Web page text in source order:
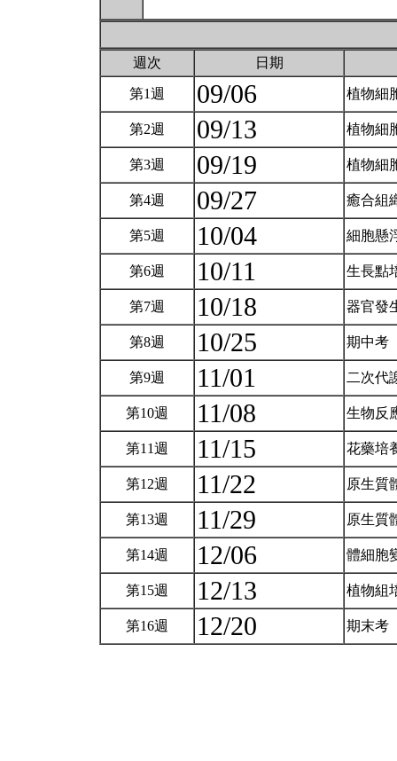
週次 日期
第1週 09/06 植物細
第2週 09/13 植物細
第3週 09/19 植物細
第4週 09/27 癒合組
第5週 10/04 細胞懸
第6週 10/11 生長點
第7週 10/18 器官發
第8週 10/25 期中考
第9週 11/01 二次代
第10週 11/08 生物反
第11週 11/15 花藥培
第12週 11/22 原生質
第13週 11/29 原生質
第14週 12/06 體細胞
第15週 12/13 植物組
第16週 12/20 期末考